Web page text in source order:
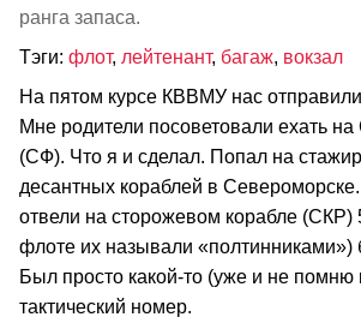
ранга запаса.
Тэги: флот, лейтенант, багаж, вокзал
На пятом курсе КВВМУ нас
Мне родители посоветовали ехать
(СФ). Что я и сделал. Попал на
десантных кораблей в
отвели на сторожевом корабле (СКР)
флоте их называли «полтинниками»)
Был просто какой-то (уже и не помню
тактический номер.